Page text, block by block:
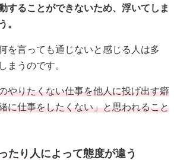
することができないため、浮いてしま
。
を言っても通じないと感じる人は多
まうのです。
やりたくない仕事を他人に投げ出す癖
に仕事をしたくない」と思われること
たり人によって態度が違う